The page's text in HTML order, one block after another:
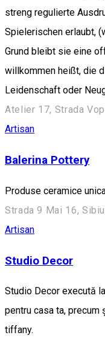
streng regulierte
Spielerischen erlaubt,
Grund bleibt sie eine
willkommen heißt, die
Leidenschaft oder
Atelier 17, Strada
Artisan
Balerina Pottery
Produse ceramice
Strada 9 Mai 16,
Artisan
Studio Decor
Studio Decor execută
pentru casa ta,
tiffany.